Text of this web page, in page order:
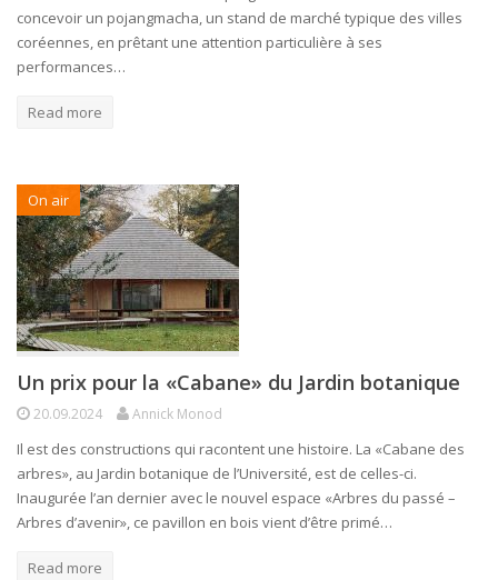
concevoir un pojangmacha, un stand de marché typique des villes
coréennes, en prêtant une attention particulière à ses
performances…
Read more
On air
Un prix pour la «Cabane» du Jardin botanique
20.09.2024 Annick Monod
Il est des constructions qui racontent une histoire. La «Cabane des
arbres», au Jardin botanique de l’Université, est de celles-ci.
Inaugurée l’an dernier avec le nouvel espace «Arbres du passé –
Arbres d’avenir», ce pavillon en bois vient d’être primé…
Read more